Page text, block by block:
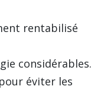
rentabilisé
considérables.
éviter les